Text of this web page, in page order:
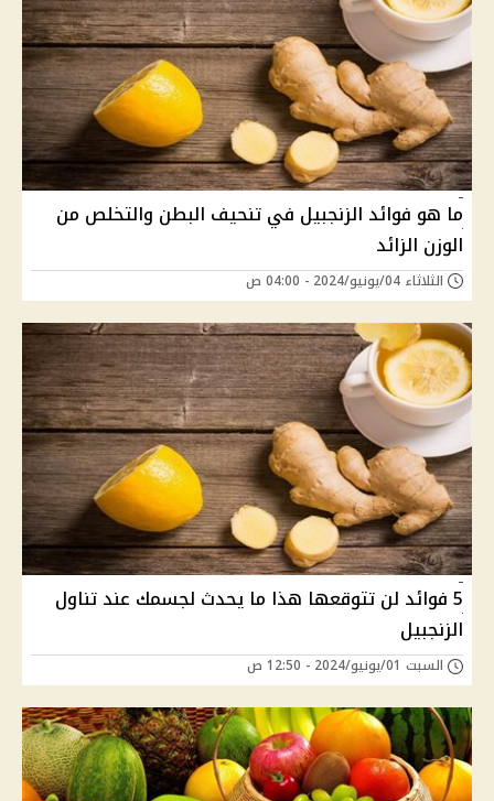
ما هو فوائد الزنجبيل في تنحيف البطن والتخلص من
الوزن الزائد
الثلاثاء 04/يونيو/2024 - 04:00 ص
5 فوائد لن تتوقعها هذا ما يحدث لجسمك عند تناول
الزنجبيل
السبت 01/يونيو/2024 - 12:50 ص